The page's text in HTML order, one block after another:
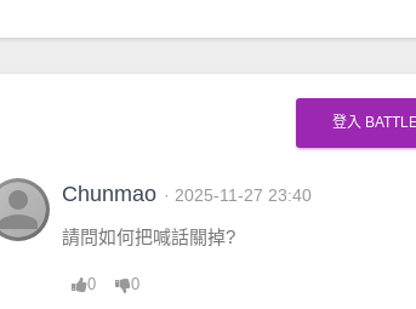
登入
Chunmao · 2025-11-27 23:40
請問如何把喊話關掉?
0 0